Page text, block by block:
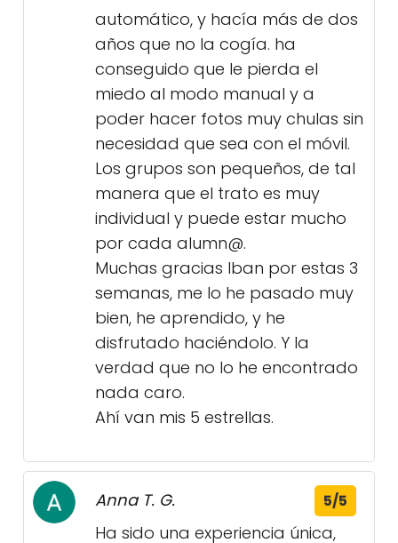
automático, y hacía más de dos
años que no la cogía. ha
conseguido que le pierda el
miedo al modo manual y a
poder hacer fotos muy chulas sin
necesidad que sea con el móvil.
Los grupos son pequeños, de tal
manera que el trato es muy
individual y puede estar mucho
por cada alumn@.
Muchas gracias Iban por estas 3
semanas, me lo he pasado muy
bien, he aprendido, y he
disfrutado haciéndolo. Y la
verdad que no lo he encontrado
nada caro.
Ahí van mis 5 estrellas.
Anna T. G. 5/5
Ha sido una experiencia única,